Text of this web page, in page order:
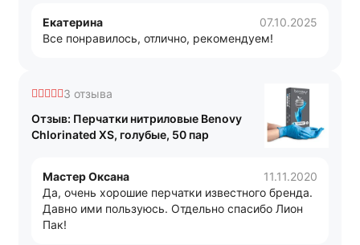
Екатерина
07.10.2025
Все понравилось, отлично, рекомендуем!
3 отзыва
Отзыв: Перчатки нитриловые Benovy
Chlorinated XS, голубые, 50 пар
Мастер Оксана
11.11.2020
Да, очень хорошие перчатки известного бренда.
Давно ими пользуюсь. Отдельно спасибо Лион
Пак!